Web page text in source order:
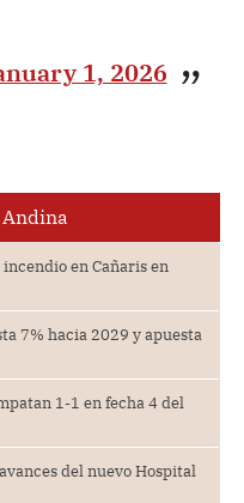
1, 2026
en Cañaris en
7% hacia 2029 y apuesta
1-1 en fecha 4 del
del nuevo Hospital